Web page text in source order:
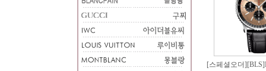
[스페셜오더